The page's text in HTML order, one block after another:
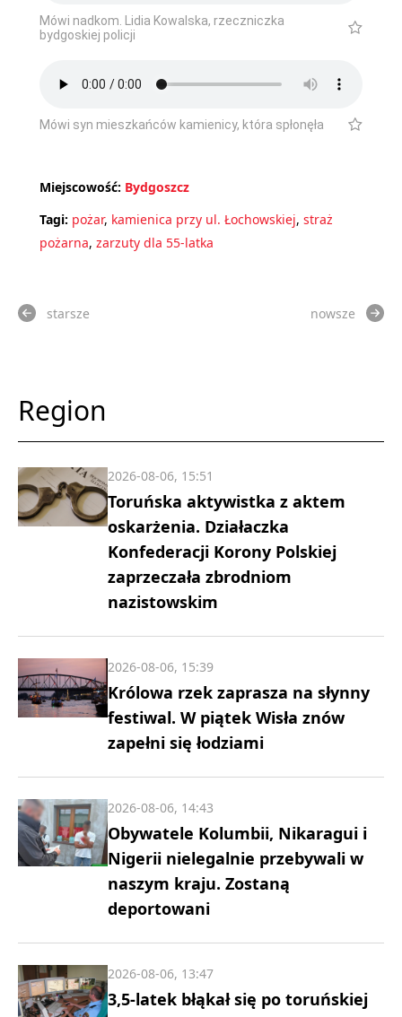
Mówi nadkom. Lidia Kowalska, rzeczniczka
bydgoskiej policji
Mówi syn mieszkańców kamienicy, która spłonęła
Miejscowość: Bydgoszcz
Tagi: pożar, kamienica przy ul. Łochowskiej, straż
pożarna, zarzuty dla 55-latka
starsze nowsze
Region
Toruńska aktywistka z aktem
oskarżenia. Działaczka
Konfederacji Korony Polskiej
zaprzeczała zbrodniom
nazistowskim
2026-08-06, 15:51
Królowa rzek zaprasza na słynny
festiwal. W piątek Wisła znów
zapełni się łodziami
2026-08-06, 15:39
Obywatele Kolumbii, Nikaragui i
Nigerii nielegalnie przebywali w
naszym kraju. Zostaną
deportowani
2026-08-06, 14:43
3,5-latek błąkał się po toruńskiej
2026-08-06, 13:47